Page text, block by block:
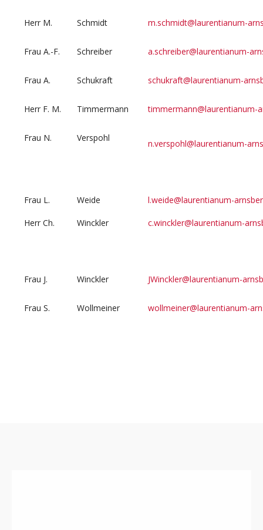
Herr M. Schmidt m.schmidt@laurentianum-
Frau A.-F. Schreiber a.schreiber@laurentianum-
Frau A. Schukraft schukraft@laurentianum-
Herr F. M. Timmermann timmermann@laurentianum-
Frau N. Verspohl
n.verspohl@laurentianum-
Frau L. Weide l.weide@laurentianum-
Herr Ch. Winckler c.winckler@laurentianum-
Frau J. Winckler JWinckler@laurentianum-
Frau S. Wollmeiner wollmeiner@laurentianum-